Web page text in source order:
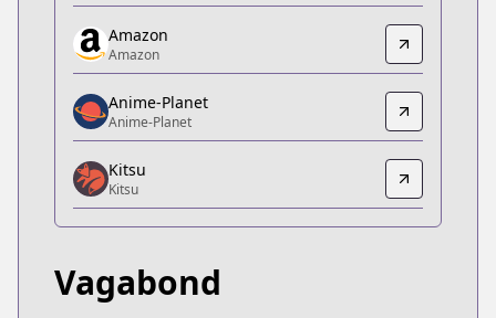
https://mangadex.org/title/d1a9fdeb-f713-407f-
Amazon
Amazon
https://www.amazon.co.jp/dp/4063286193/
Anime-Planet
Anime-Planet
https://www.anime-planet.com/manga/vagabond
Kitsu
Kitsu
CDJapan
CDJapan
Amazon
Amazon
Anime-Planet
Anime-Planet
Kitsu
Kitsu
Vagabond